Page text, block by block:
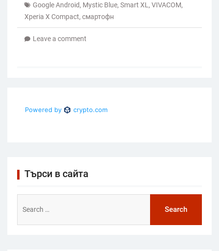
Google Android, Mystic Blue, Smart XL , VIVACOM,
Xperia X Compact, смартофн
Leave a comment
Търси в сайта
for: